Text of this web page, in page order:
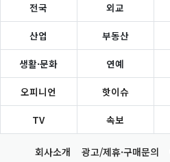
전국 외교
산업 부동산
생활·문화 연예
오피니언 핫이슈
TV 속보
회사소개 광고/제휴·구매문의